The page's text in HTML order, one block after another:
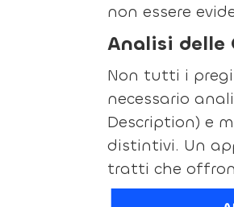
non essere
Analisi delle
Non tutti i
necessario
Description) e
distintivi. Un
tratti che